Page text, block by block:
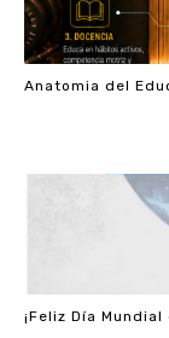
Anatomia del
¡Feliz Día